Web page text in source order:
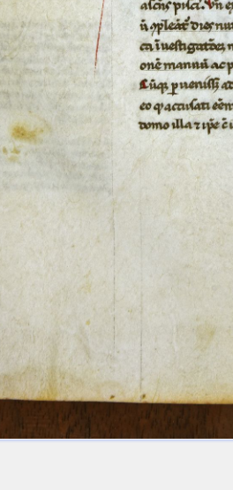
beta Glossary
Resources
· FAQ ·Contact
·Privacy
Print 🖨